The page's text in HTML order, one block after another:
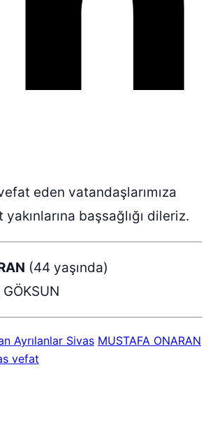
eden vatandaşlarımıza
başsağlığı dileriz.
(44 yaşında)
Ayrılanlar Sivas MUSTAFA ONARAN
vefat